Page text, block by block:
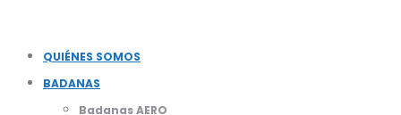
QUIÉNES SOMOS
BADANAS
Badanas AERO